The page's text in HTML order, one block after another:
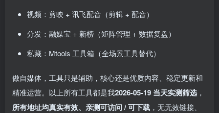
视频：剪映 + 讯飞配音（剪辑 + 配音）
分发：融媒宝 + 新榜（矩阵管理 + 数据复盘）
私藏：Mtools 工具箱（全场景工具替代）
做自媒体，工具只是辅助，核心还是优质内容、稳定更新和
精准运营。以上所有工具都是我2026-05-19 当天实测筛选 ，
所有地址均真实有效、亲测可访问 / 可下载 ，无无效链接、